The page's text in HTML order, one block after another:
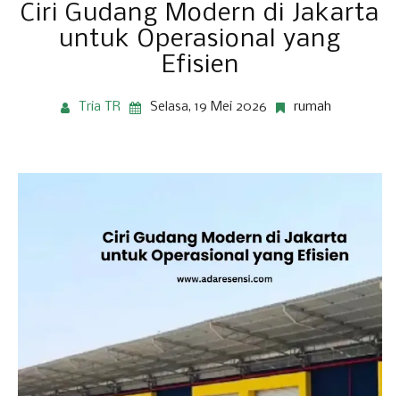
Ciri Gudang Modern di Jakarta
untuk Operasional yang
Efisien
Tria TR Selasa, 19 Mei 2026 rumah